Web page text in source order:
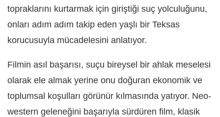
topraklarını kurtarmak için giriştiği suç yolculuğunu,
onları adım adım takip eden yaşlı bir Teksas
korucusuyla mücadelesini anlatıyor.
Filmin asıl başarısı, suçu bireysel bir ahlak meselesi
olarak ele almak yerine onu doğuran ekonomik ve
toplumsal koşulları görünür kılmasında yatıyor. Neo-
western geleneğini başarıyla sürdüren film, klasik